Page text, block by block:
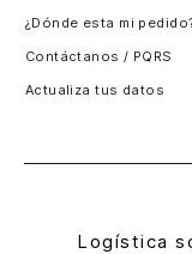
¿Dónde esta mi
Contáctanos / PQRS
Actualiza tus datos
Logística